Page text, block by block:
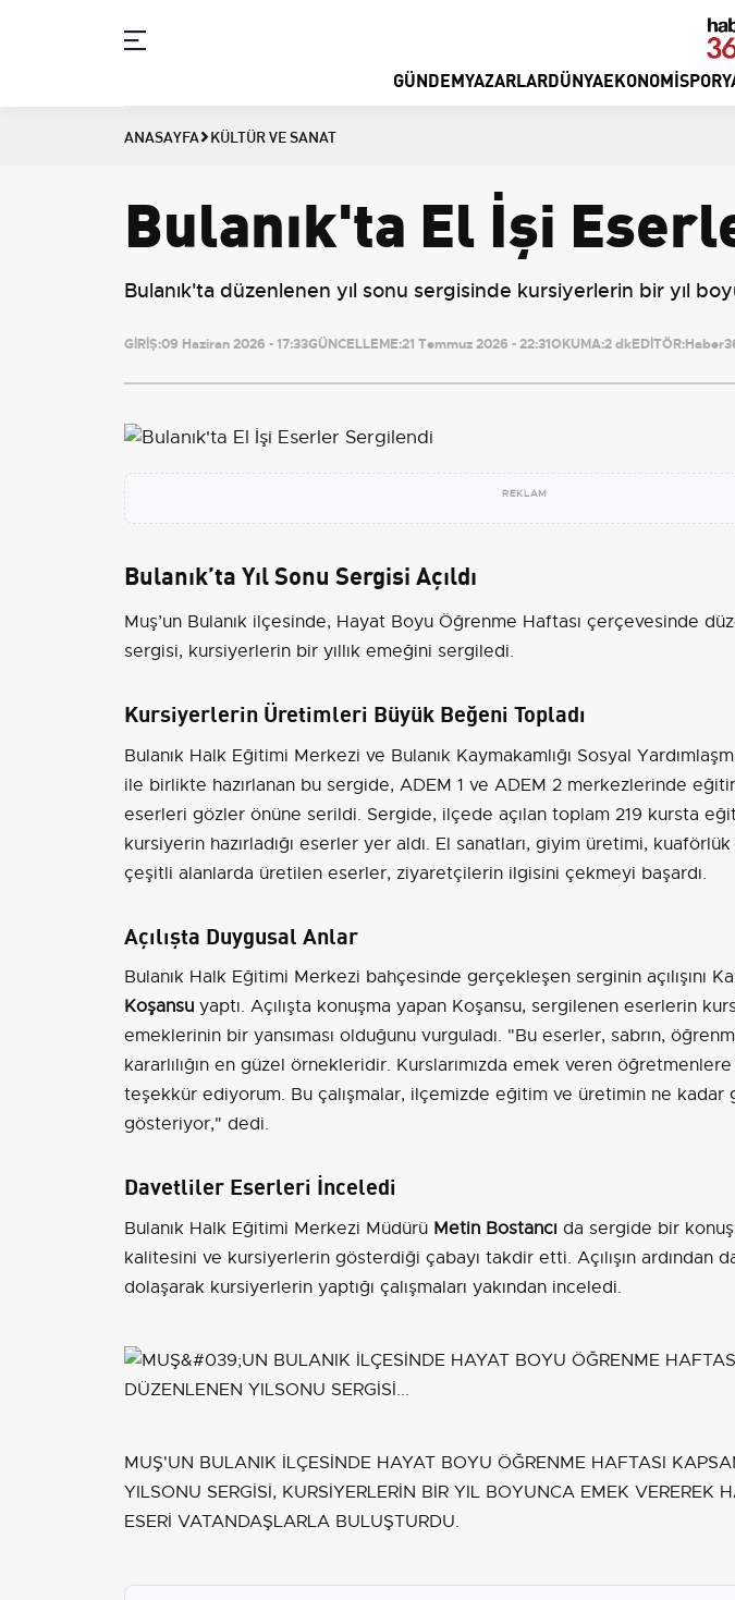
GÜNDEMYAZARLARDÜNYAEKONOMISPOR
ANASAYFA KÜLTÜR VE SANAT
Bulanık'ta El İşi
Bulanık'ta düzenlenen yıl sonu sergisinde kursiyerlerin bir yıl
GİRİŞ:09 Haziran 2026 - 17:33GÜNCELLEME:21 Temmuz 2026 - 22:31OKUMA:2 dkEDİTÖR:
REKLAM
Bulanık’ta Yıl Sonu Sergisi Açıldı
Muş’un Bulanık ilçesinde, Hayat Boyu Öğrenme Haftası çerçevesinde
sergisi, kursiyerlerin bir yıllık emeğini sergiledi.
Kursiyerlerin Üretimleri Büyük Beğeni Topladı
Bulanık Halk Eğitimi Merkezi ve Bulanık Kaymakamlığı Sosyal
ile birlikte hazırlanan bu sergide, ADEM 1 ve ADEM 2 merkezlerinde
eserleri gözler önüne serildi. Sergide, ilçede açılan toplam 219 kursta
kursiyerin hazırladığı eserler yer aldı. El sanatları, giyim üretimi,
çeşitli alanlarda üretilen eserler, ziyaretçilerin ilgisini çekmeyi başardı.
Açılışta Duygusal Anlar
Bulanık Halk Eğitimi Merkezi bahçesinde gerçekleşen serginin açılışını
Koşansu yaptı. Açılışta konuşma yapan Koşansu, sergilenen eserlerin
emeklerinin bir yansıması olduğunu vurguladı. "Bu eserler, sabrın,
kararlılığın en güzel örnekleridir. Kurslarımızda emek veren
teşekkür ediyorum. Bu çalışmalar, ilçemizde eğitim ve üretimin ne kadar
gösteriyor," dedi.
Davetliler Eserleri İnceledi
Bulanık Halk Eğitimi Merkezi Müdürü Metin Bostancı da sergide bir
kalitesini ve kursiyerlerin gösterdiği çabayı takdir etti. Açılışın ardından
dolaşarak kursiyerlerin yaptığı çalışmaları yakından inceledi.
MUŞ'UN BULANIK İLÇESİNDE HAYAT BOYU ÖĞRENME HAFTASI
YILSONU SERGİSİ, KURSİYERLERİN BİR YIL BOYUNCA EMEK VEREREK
ESERİ VATANDAŞLARLA BULUŞTURDU.